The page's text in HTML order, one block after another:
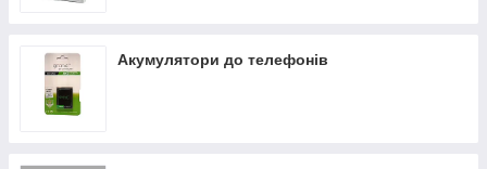
Акумулятори до телефонів